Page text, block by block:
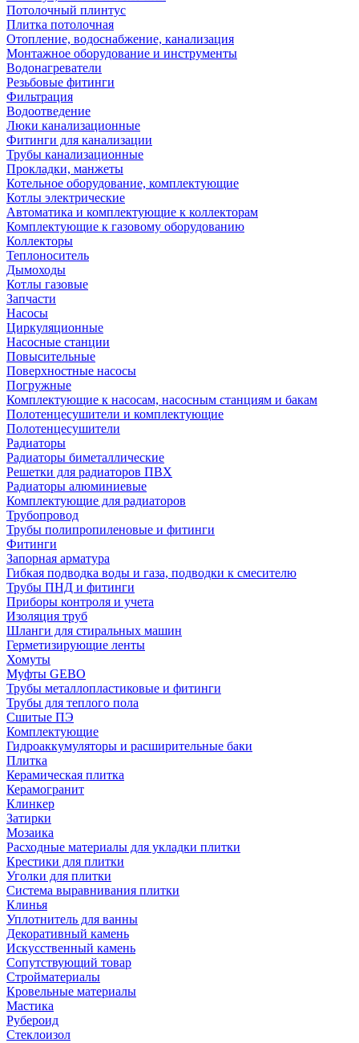
Потолочный плинтус
Плитка потолочная
Отопление, водоснабжение, канализация
Монтажное оборудование и инструменты
Водонагреватели
Резьбовые фитинги
Фильтрация
Водоотведение
Люки канализационные
Фитинги для канализации
Трубы канализационные
Прокладки, манжеты
Котельное оборудование, комплектующие
Котлы электрические
Автоматика и комплектующие к коллекторам
Комплектующие к газовому оборудованию
Коллекторы
Теплоноситель
Дымоходы
Котлы газовые
Запчасти
Насосы
Циркуляционные
Насосные станции
Повысительные
Поверхностные насосы
Погружные
Комплектующие к насосам, насосным станциям и бакам
Полотенцесушители и комплектующие
Полотенцесушители
Радиаторы
Радиаторы биметаллические
Решетки для радиаторов ПВХ
Радиаторы алюминиевые
Комплектующие для радиаторов
Трубопровод
Трубы полипропиленовые и фитинги
Фитинги
Запорная арматура
Гибкая подводка воды и газа, подводки к смесителю
Трубы ПНД и фитинги
Приборы контроля и учета
Изоляция труб
Шланги для стиральных машин
Герметизирующие ленты
Хомуты
Муфты GEBO
Трубы металлопластиковые и фитинги
Трубы для теплого пола
Сшитые ПЭ
Комплектующие
Гидроаккумуляторы и расширительные баки
Плитка
Керамическая плитка
Керамогранит
Клинкер
Затирки
Мозаика
Расходные материалы для укладки плитки
Крестики для плитки
Уголки для плитки
Система выравнивания плитки
Клинья
Уплотнитель для ванны
Декоративный камень
Искусственный камень
Сопутствующий товар
Стройматериалы
Кровельные материалы
Мастика
Рубероид
Стеклоизол